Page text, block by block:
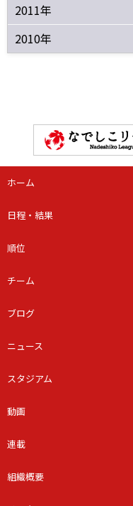
2011年
2010年
ホーム
日程・結果
順位
チーム
ブログ
ニュース
スタジアム
動画
連載
組織概要